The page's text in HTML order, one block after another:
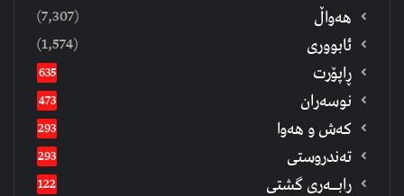
هەواڵ (7,307)
ئابووری (1,574)
ڕاپۆرت 635
نوسەران 473
كەش و هەوا 293
تەندروستی 293
رابــه‌ری گشتی 122